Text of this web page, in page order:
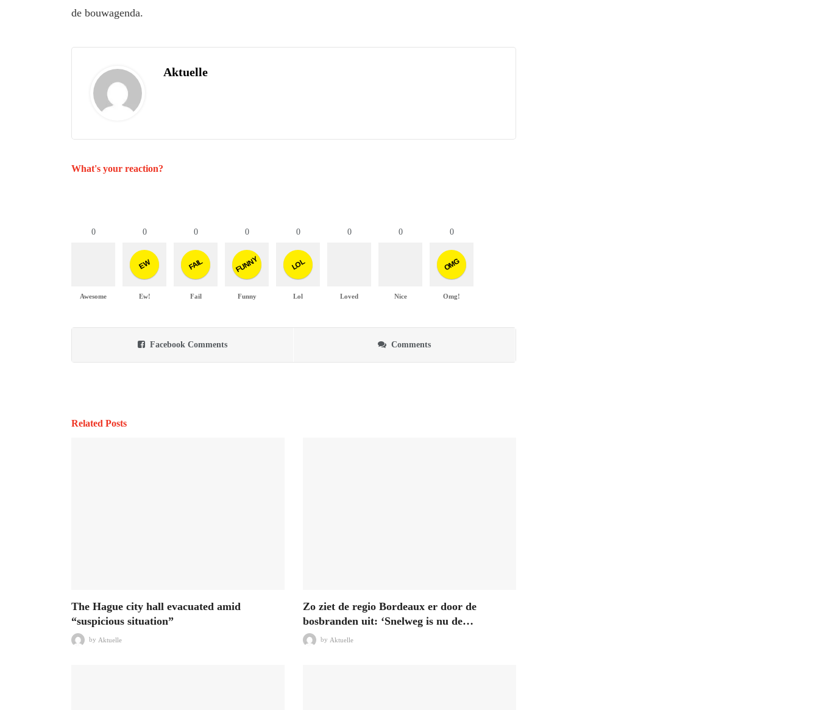
de bouwagenda.
Aktuelle
What's your reaction?
0
Awesome
0
EW
Ew!
0
FAIL
Fail
0
FUNNY
Funny
0
LOL
Lol
0
Loved
0
Nice
0
OMG
Omg!
Facebook Comments Comments
Related Posts
The Hague city hall evacuated amid
“suspicious situation”
by Aktuelle
Zo ziet de regio Bordeaux er door de
bosbranden uit: ‘Snelweg is nu de…
by Aktuelle